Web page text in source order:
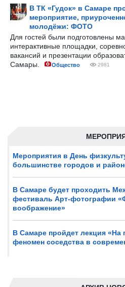
Мероприятия в День
большинстве городов и
В Самаре будет проходить
фестиваль Арт-фотографии
воображение»
В Самаре пройдет лекция «На
феномен соседства в
В ТК «Гудок» в Самаре
мероприятие,
молодёжи: ФОТО
Для гостей были подготовлены
интерактивные площадки,
вакансий и презентации
Самары.
Общество 2981